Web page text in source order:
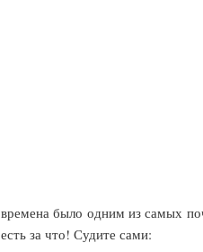
времена было одним из самых
есть за что! Судите сами: